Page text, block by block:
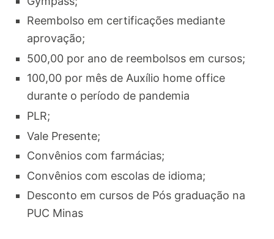
Reembolso em certificações mediante
aprovação;
500,00 por ano de reembolsos em cursos;
100,00 por mês de Auxílio home office
durante o período de pandemia
PLR;
Vale Presente;
Convênios com farmácias;
Convênios com escolas de idioma;
Desconto em cursos de Pós graduação na
PUC Minas